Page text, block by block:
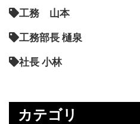
工務 山本
工務部長 樋泉
社長 小林
カテゴリ